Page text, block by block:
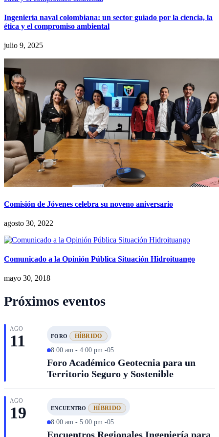
Ingeniería naval colombiana: un sector guiado por la ciencia, la
ética y el compromiso ambiental
julio 9, 2025
Comisión de Jóvenes celebra su noveno aniversario
agosto 30, 2022
Comunicado a la Opinión Pública Situación Hidroituango
mayo 30, 2018
Próximos eventos
AGO
11 FORO HÍBRIDO
8:00 am - 4:00 pm -05
Foro Académico Geotecnia para un
Territorio Seguro y Sostenible
AGO
19 ENCUENTRO HÍBRIDO
8:00 am - 5:00 pm -05
Encuentros Regionales Ingeniería para